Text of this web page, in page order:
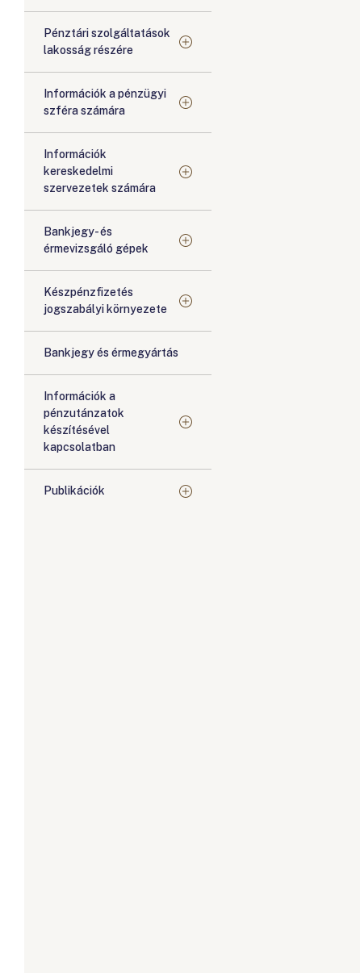
Pénztári szolgáltatások
lakosság részére
Információk a pénzügyi
szféra számára
Információk
kereskedelmi
szervezetek számára
Bankjegy- és
érmevizsgáló gépek
Készpénzfizetés
jogszabályi környezete
Bankjegy és érmegyártás
Információk a
pénzutánzatok
készítésével
kapcsolatban
Publikációk